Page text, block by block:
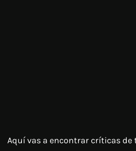
Aquí vas a encontrar críticas de